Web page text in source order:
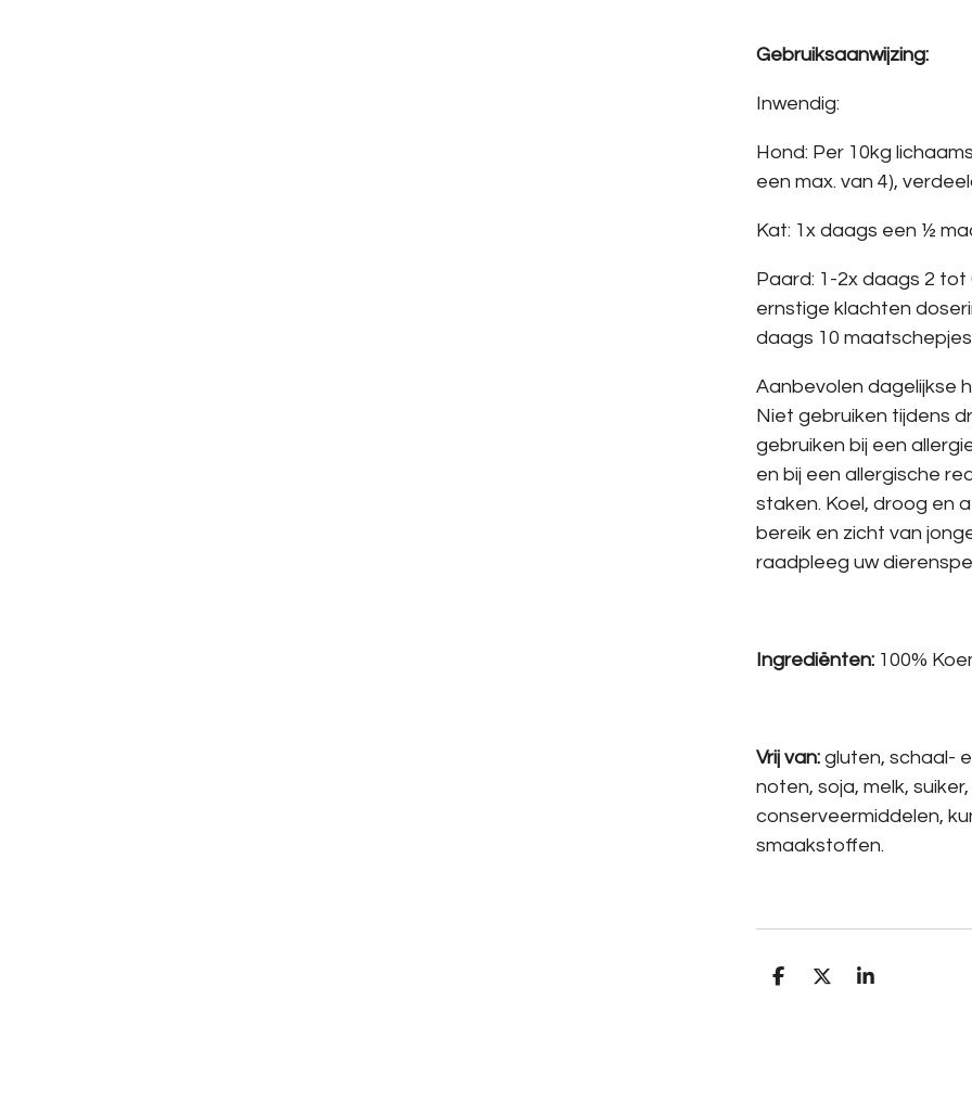
Gebruiksaanwijzing:
Inwendig:
Hond: Per 10kg
een max. van 4),
Kat: 1x daags een ½
Paard: 1-2x daags 2
ernstige klachten
daags 10
Aanbevolen dagelijkse
Niet gebruiken tijdens
gebruiken bij een
en bij een allergische
staken. Koel, droog en
bereik en zicht van
raadpleeg uw
Ingrediënten: 100%
Vrij van: gluten, schaal-
noten, soja, melk,
conserveermiddelen,
smaakstoffen.
D
D
S